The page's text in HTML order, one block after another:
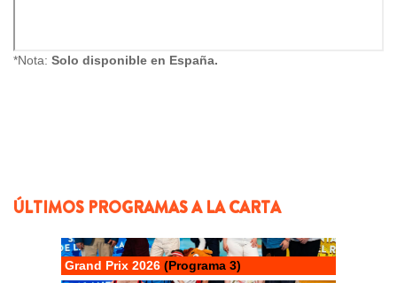
*Nota: Solo disponible en España.
ÚLTIMOS PROGRAMAS A LA CARTA
Grand Prix 2026 (Programa 3)